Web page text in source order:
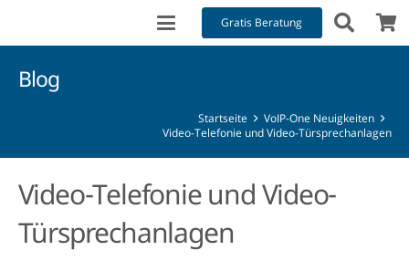
Gratis Beratung
Blog
Startseite
VoIP-One Neuigkeiten
Video-Telefonie und Video-Türsprechanlagen
Video-Telefonie und Video-
Türsprechanlagen